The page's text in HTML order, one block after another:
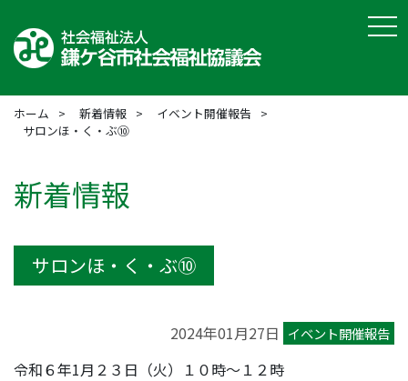
ホーム 新着情報
イベント開催報告
サロンほ・く・ぶ⑩
新着情報
サロンほ・く・ぶ⑩
2024年01月27日 イベント開催報告
令和６年1月２３日（火）１０時～１２時